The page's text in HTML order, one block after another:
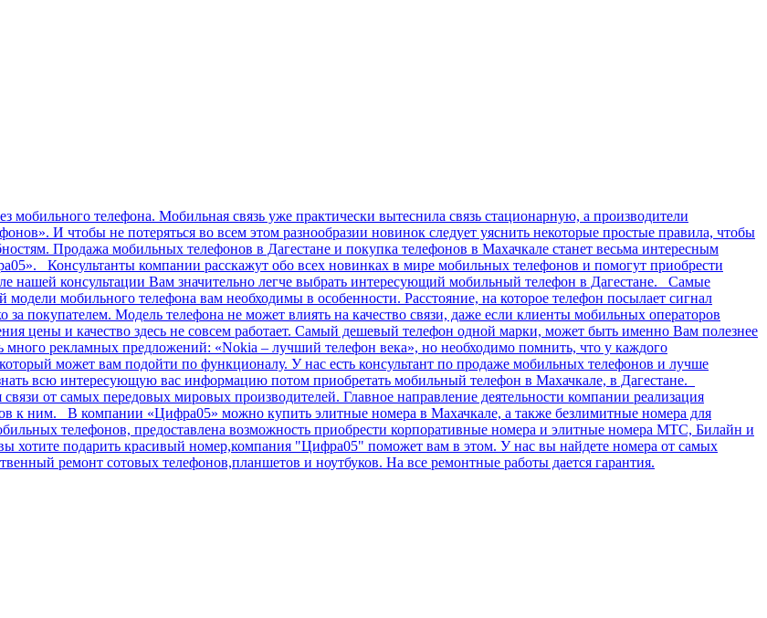
телефона. Мобильная связь уже практически вытеснила связь стационарную, а производители
И чтобы не потеряться во всем этом разнообразии новинок следует уяснить некоторые простые правила, чтобы
Продажа мобильных телефонов в Дагестане и покупка телефонов в Махачкале станет весьма интересным
Консультанты компании расскажут обо всех новинках в мире мобильных телефонов и помогут приобрести
консультации Вам значительно легче выбрать интересующий мобильный телефон в Дагестане. Самые
мобильного телефона вам необходимы в особенности. Расстояние, на которое телефон посылает сигнал
покупателем. Модель телефона не может влиять на качество связи, даже если клиенты мобильных операторов
цены и качество здесь не совсем работает. Самый дешевый телефон одной марки, может быть именно Вам полезнее
много рекламных предложений: «Nokia – лучший телефон века», но необходимо помнить, что у каждого
может вам подойти по функционалу. У нас есть консультант по продаже мобильных телефонов и лучше
всю интересующую вас информацию потом приобретать мобильный телефон в Махачкале, в Дагестане.
от самых передовых мировых производителей. Главное направление деятельности компании реализация
к ним. В компании «Цифра05» можно купить элитные номера в Махачкале, а также безлимитные номера для
телефонов, предоставлена возможность приобрести корпоративные номера и элитные номера МТС, Билайн и
подарить красивый номер,компания "Цифра05" поможет вам в этом. У нас вы найдете номера от самых
ремонт сотовых телефонов,планшетов и ноутбуков. На все ремонтные работы дается гарантия.